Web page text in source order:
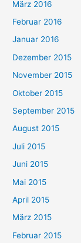
März 2016
Februar 2016
Januar 2016
Dezember 2015
November 2015
Oktober 2015
September 2015
August 2015
Juli 2015
Juni 2015
Mai 2015
April 2015
März 2015
Februar 2015